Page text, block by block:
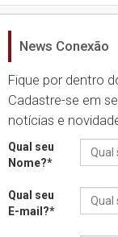
News Conexão
Fique por dentro
Cadastre-se em
notícias e
Qual seu
Nome?*
Qual seu
E-mail?*